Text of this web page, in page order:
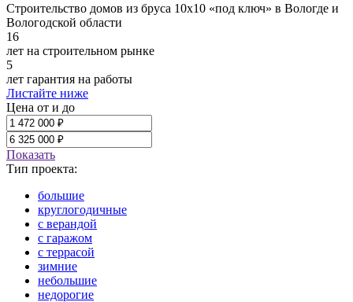
Строительство домов из бруса 10х10 «под ключ» в Вологде и
Вологодской области
16
лет на строительном рынке
5
лет гарантия на работы
Листайте ниже
Цена от и до
Показать
Тип проекта:
большие
круглогодичные
с верандой
с гаражом
с террасой
зимние
небольшие
недорогие